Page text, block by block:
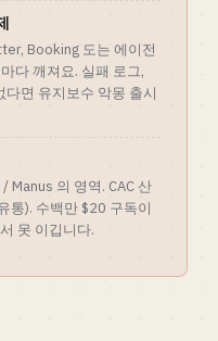
Booking 도는 에이전
다 깨져요. 실패 로그,
면 유지보수 악몽 출시
의 영역. CAC 산
통). 수백만 $20 구독이
못 이깁니다.